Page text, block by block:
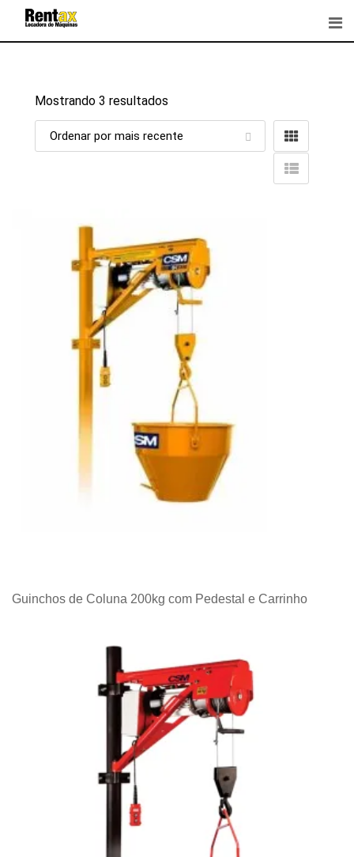
Mostrando 3 resultados
Guinchos de Coluna 200kg com Pedestal e Carrinho